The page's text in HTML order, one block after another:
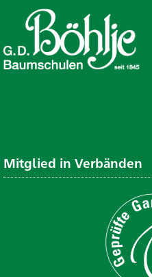
Mitglied in Verbänden